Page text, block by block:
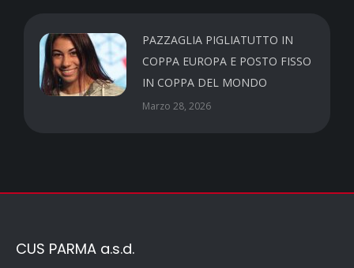
PAZZAGLIA PIGLIATUTTO IN
COPPA EUROPA E POSTO FISSO
IN COPPA DEL MONDO
Marzo 28, 2026
CUS PARMA a.s.d.